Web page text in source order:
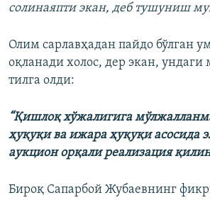
солинаяпти экан, деб тушуниш
Олим сарлавҳадан пайдо бўлган
оқланади холос, дер экан, ундаги
тилга олди:
“Қишлоқ хўжалигига
ҳуқуқи ва ижара ҳуқуқи асосида
аукцион орқали реализация
Бироқ Сапарбой Жубаевнинг